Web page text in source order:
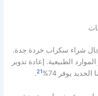
شراء سكراب خردة جدة.
الطبيعية. إعادة تدوير
21
.